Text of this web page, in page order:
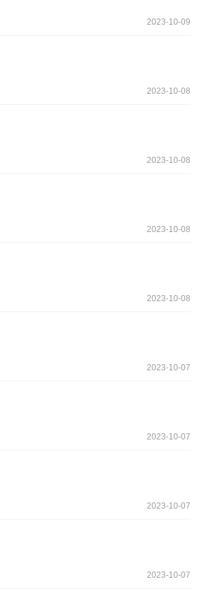
2023-10-09
2023-10-08
2023-10-08
2023-10-08
2023-10-08
2023-10-07
2023-10-07
2023-10-07
2023-10-07